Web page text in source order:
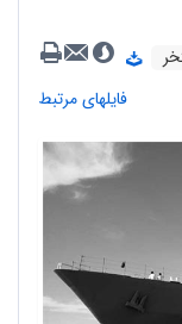
فایلهای مرتبط